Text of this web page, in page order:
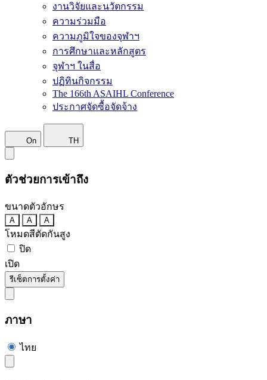
งานวิจัยและนวัตกรรม
ความร่วมมือ
ความภูมิใจของจุฬาฯ
การศึกษาและหลักสูตร
จุฬาฯ ในสื่อ
ปฏิทินกิจกรรม
The 166th ASAIHL Conference
ประกาศจัดซื้อจัดจ้าง
On TH
ตัวช่วยการเข้าถึง
ขนาดตัวอักษร
A A A
โหมดสีตัดกันสูง
ปิด
เปิด
รีเซ็ตการตั้งค่า
ภาษา
ไทย